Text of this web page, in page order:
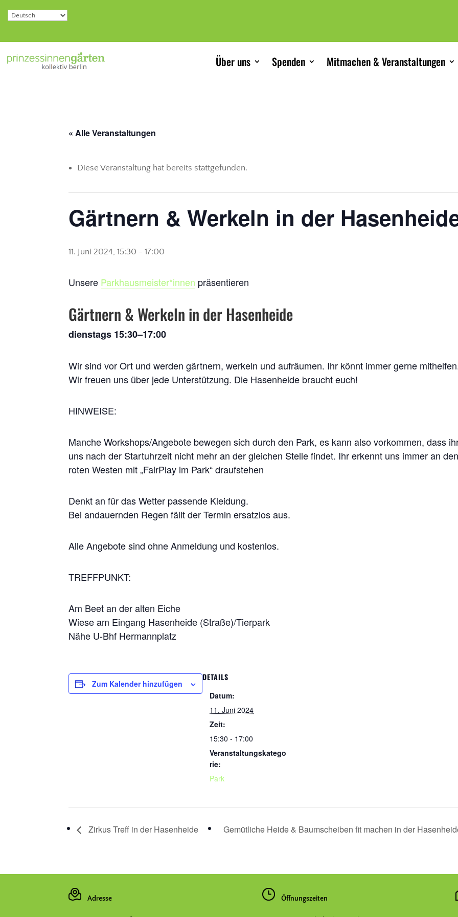
Über uns Spenden Mitmachen & Veranstaltungen
« Alle Veranstaltungen
Diese Veranstaltung hat bereits stattgefunden.
Gärtnern & Werkeln in der
11. Juni 2024, 15:30 -17:00
Unsere Parkhausmeister*innen präsentieren
Gärtnern & Werkeln in der Hasenheide
dienstags 15:30–17:00
Wir sind vor Ort und werden gärtnern, werkeln und aufräumen. Ihr könnt immer gerne
Wir freuen uns über jede Unterstützung. Die Hasenheide braucht euch!
HINWEISE:
Manche Workshops/Angebote bewegen sich durch den Park, es kann also vorkommen, dass
uns nach der Startuhrzeit nicht mehr an der gleichen Stelle findet. Ihr erkennt uns immer an den
roten Westen mit „FairPlay im Park“ draufstehen
Denkt an für das Wetter passende Kleidung.
Bei andauernden Regen fällt der Termin ersatzlos aus.
Alle Angebote sind ohne Anmeldung und kostenlos.
TREFFPUNKT:
Am Beet an der alten Eiche
Wiese am Eingang Hasenheide (Straße)/Tierpark
Nähe U-Bhf Hermannplatz
Zum Kalender hinzufügen
DETAILS
Datum:
11. Juni 2024
Zeit:
15:30 - 17:00
Veranstaltungskatego
rie:
Park
Zirkus Treff in der Hasenheide Gemütliche Heide & Baumscheiben fit machen in der
Adresse Öffnungszeiten